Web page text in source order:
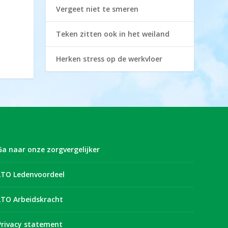
Vergeet niet te smeren
Teken zitten ook in het weiland
Herken stress op de werkvloer
naar onze zorgvergelijker
Ledenvoordeel
Arbeidskracht
statement